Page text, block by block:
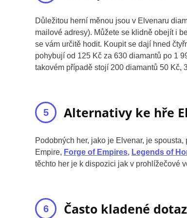
Důležitou herní měnou jsou v Elvenaru
mailové adresy). Můžete se klidně obejít i
se vám určitě hodit. Koupit se dají hned
pohybují od 125 Kč za 630 diamantů po 1
takovém případě stojí 200 diamantů 50 Kč,
Alternativy ke hře
Podobných her, jako je Elvenar, je
Empire, Forge of Empires, Legends of
těchto her je k dispozici jak v prohlížečové
Často kladené